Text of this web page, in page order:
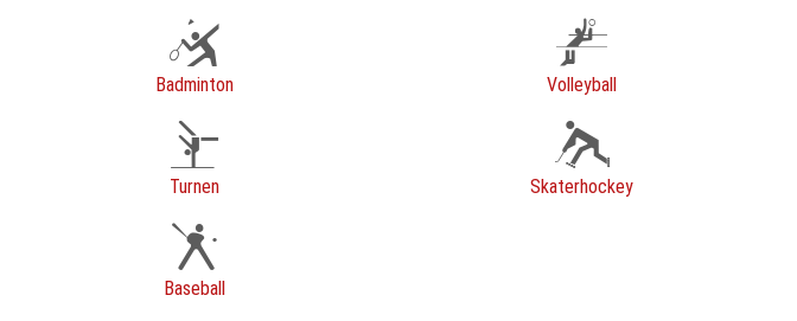
Badminton Volleyball
Turnen Skaterhockey
Baseball